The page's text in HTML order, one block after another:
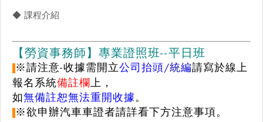
◆ 課程介紹
【勞資事務師】專業證照班--平日班
※請注意-收據需開立公司 抬頭/統編請寫於線上
報名系統備註欄上，
如無備註恕無法重開收據。
※欲申辦汽車車證者請詳看下方注意事項。